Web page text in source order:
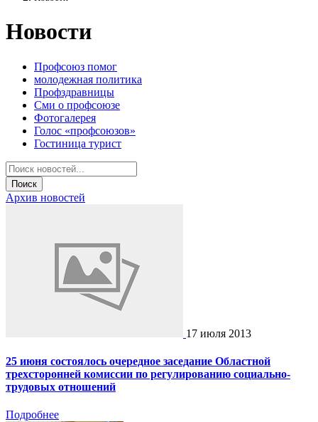
Новости
Профсоюз помог
молодежная политика
Профздравницы
Сми о профсоюзе
Фотогалерея
Голос «профсоюзов»
Гостиница турист
Поиск
Архив новостей
17 июля 2013
25 июня состоялось очередное заседание Областной
трехсторонней комиссии по регулированию социально-
трудовых отношений
Подробнее